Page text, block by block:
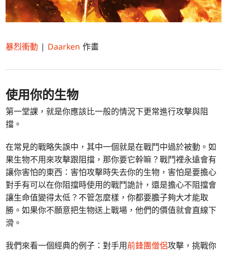
暴烈衝動 | Daarken 作畫
使用你的生物
第一堂課，就是你應該比一般的情況下更常進行攻擊與阻
擋。
在常見的戰略失誤中，其中一個就是在戰鬥中過於被動。如
果生物不用來攻擊跟阻擋，那你要它幹嘛？戰鬥裡永遠會有
讓你害怕的東西：害怕攻擊時失去你的生物，害怕是要擔心
對手有可以在你阻擋時使用的戰鬥詭計，還是擔心不阻擋會
讓生命值變得太低？不管怎麼樣，你都要膽子夠大才能取
勝。如果你不願意把生物送上戰場，他們的價值就會直線下
滑。
我們來看一個經典的例子：對手用前鋒團僧侶攻擊，挑戰你